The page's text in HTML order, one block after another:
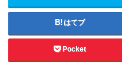
はてブ
Pocket